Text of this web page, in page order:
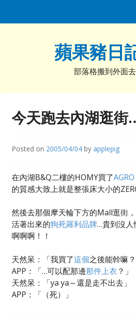
蘋果豬日
部落格搬到外面
今天跑去內湖逛街
Posted on 2005/04/04 by applepig
在內湖B&Q二樓的HOMY買了
的質感大致上就是整張床大小的
然後去那個摩天輪下方的Mall逛街
活著出來的狗死羅利品牌…貴到沒人
啊啊啊！！
天然呆：「我買了這個之後能幹嘛？
APP：「…可以配那邊那件上衣 ？」
天然呆：「ya ya～還是走不出去」
APP：「（死）」